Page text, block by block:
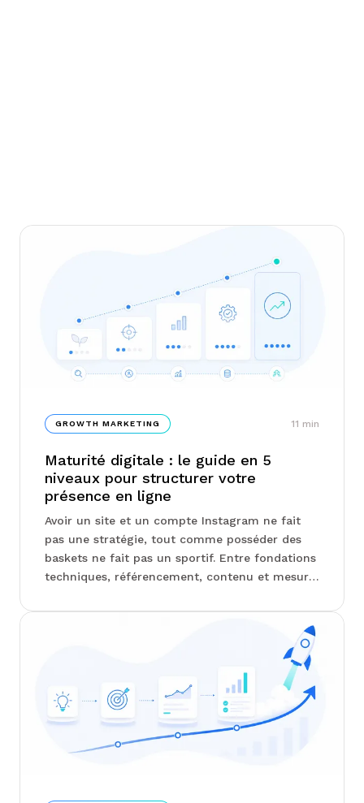
GROWTH MARKETING 11 min
Maturité digitale : le guide en 5
niveaux pour structurer votre
présence en ligne
Avoir un site et un compte Instagram ne fait
pas une stratégie, tout comme posséder des
baskets ne fait pas un sportif. Entre fondations
techniques, référencement, contenu et mesure
par étapes, et savoir où l'on se situe change
tout. Chez Junto, on vous explique comment
concentrer vos efforts là où ils comptent
vraiment...